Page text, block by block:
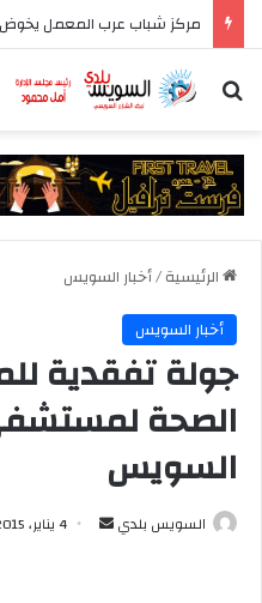
مركز شباب عرب المعمل يخوض
بحث عن
الرئيسية/أخبار السويس
أخبار السويس
جولة تفقدية
الصحة
السويس
السويس بلدي
أرسل 4 يناير، 2015